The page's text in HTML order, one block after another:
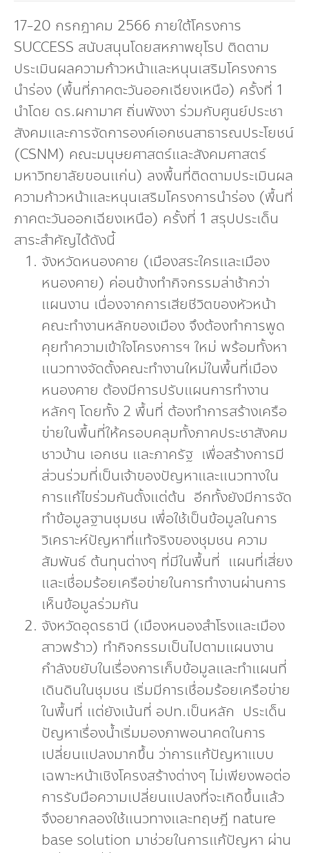
17-20 กรกฎาคม 2566 ภายใต้โครงการ
SUCCESS สนับสนุนโดยสหภาพยุโรป ติดตาม
ประเมินผลความก้าวหน้าและหนุนเสริมโครงการ
นำร่อง (พื้นที่ภาคตะวันออกเฉียงเหนือ) ครั้งที่ 1
นำโดย ดร.ผกามาศ ถิ่นพังงา ร่วมกับศูนย์ประชา
สังคมและการจัดการองค์เอกชนสาธารณประโยชน์
(CSNM) คณะมนุษยศาสตร์และสังคมศาสตร์
มหาวิทยาลัยขอนแก่น) ลงพื้นที่ติดตามประเมินผล
ความก้าวหน้าและหนุนเสริมโครงการนำร่อง (พื้นที่
ภาคตะวันออกเฉียงเหนือ) ครั้งที่ 1 สรุปประเด็น
สาระสำคัญได้ดังนี้
จังหวัดหนองคาย (เมืองสระใครและเมือง
หนองคาย) ค่อนข้างทำกิจกรรมล่าช้ากว่า
แผนงาน เนื่องจากการเสียชีวิตของหัวหน้า
คณะทำงานหลักของเมือง จึงต้องทำการพูด
คุยทำความเข้าใจโครงการฯ ใหม่ พร้อมทั้งหา
แนวทางจัดตั้งคณะทำงานใหม่ในพื้นที่เมือง
หนองคาย ต้องมีการปรับแผนการทำงาน
หลักๆ โดยทั้ง 2 พื้นที่ ต้องทำการสร้างเครือ
ข่ายในพื้นที่ให้ครอบคลุมทั้งภาคประชาสังคม
ชาวบ้าน เอกชน และภาครัฐ เพื่อสร้างการมี
ส่วนร่วมที่เป็นเจ้าของปัญหาและแนวทางใน
การแก้ไขร่วมกันตั้งแต่ต้น อีกทั้งยังมีการจัด
ทำข้อมูลฐานชุมชน เพื่อใช้เป็นข้อมูลในการ
วิเคราะห์ปัญหาที่แท้จริงของชุมชน ความ
สัมพันธ์ ต้นทุนต่างๆ ที่มีในพื้นที่ แผนที่เสี่ยง
และเชื่อมร้อยเครือข่ายในการทำงานผ่านการ
เห็นข้อมูลร่วมกัน
จังหวัดอุดรธานี (เมืองหนองสำโรงและเมือง
สาวพร้าว) ทำกิจกรรมเป็นไปตามแผนงาน
กำลังขยับในเรื่องการเก็บข้อมูลและทำแผนที่
เดินดินในชุมชน เริ่มมีการเชื่อมร้อยเครือข่าย
ในพื้นที่ แต่ยังเน้นที่ อปท.เป็นหลัก ประเด็น
ปัญหาเรื่องน้ำเริ่มมองภาพอนาคตในการ
เปลี่ยนแปลงมากขึ้น ว่าการแก้ปัญหาแบบ
เฉพาะหน้าเชิงโครงสร้างต่างๆ ไม่เพียงพอต่อ
การรับมือความเปลี่ยนแปลงที่จะเกิดขึ้นแล้ว
จึงอยากลองใช้แนวทางและทฤษฎี nature
base solution มาช่วยในการแก้ปัญหา ผ่าน